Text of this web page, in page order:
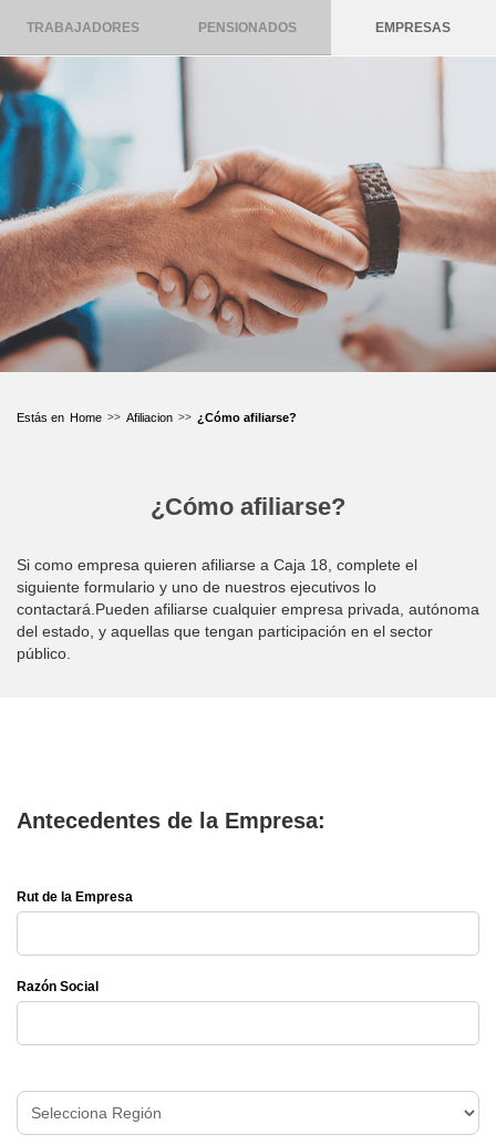
TRABAJADORES PENSIONADOS EMPRESAS
Home Afiliacion ¿Cómo afiliarse?
¿Cómo afiliarse?
Si como empresa quieren afiliarse a Caja 18, complete el
siguiente formulario y uno de nuestros ejecutivos lo
contactará.Pueden afiliarse cualquier empresa privada, autónoma
del estado, y aquellas que tengan participación en el sector
público.
Antecedentes de la Empresa:
Rut de la Empresa
Razón Social